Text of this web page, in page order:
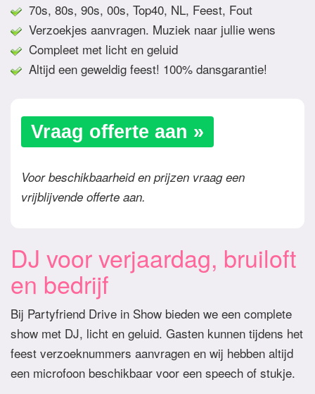
70s, 80s, 90s, 00s, Top40, NL, Feest, Fout
Verzoekjes aanvragen. Muziek naar jullie wens
Compleet met licht en geluid
Altijd een geweldig feest! 100% dansgarantie!
Vraag offerte aan »
Voor beschikbaarheid en prijzen vraag een
vrijblijvende offerte aan.
DJ voor verjaardag, bruiloft
en bedrijf
Bij Partyfriend Drive in Show bieden we een complete
show met DJ, licht en geluid. Gasten kunnen tijdens het
feest verzoeknummers aanvragen en wij hebben altijd
een microfoon beschikbaar voor een speech of stukje.